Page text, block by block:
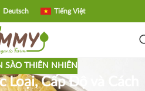
Deutsch Tiếng Việt
SÀO THIÊN NHIÊN
Loại, Cấp Độ và Cách